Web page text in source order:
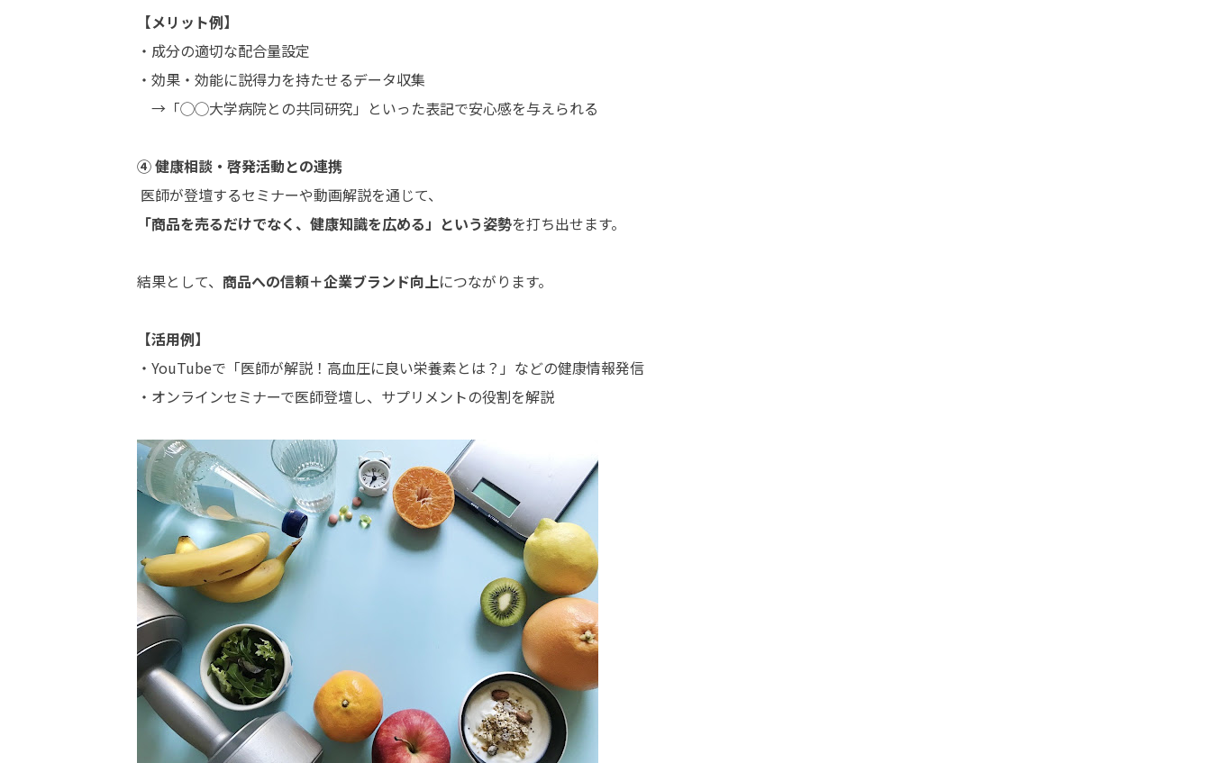
【メリット例】
・成分の適切な配合量設定
・効果・効能に説得力を持たせるデータ収集
→「◯◯大学病院との共同研究」といった表記で安心感を与えられる
④ 健康相談・啓発活動との連携
医師が登壇するセミナーや動画解説を通じて、
「商品を売るだけでなく、健康知識を広める」という姿勢を打ち出せます。
結果として、 商品への信頼＋企業ブランド向上につながります。
【活用例】
・YouTubeで「医師が解説！高血圧に良い栄養素とは？」などの健康情報発信
・オンラインセミナーで医師登壇し、サプリメントの役割を解説